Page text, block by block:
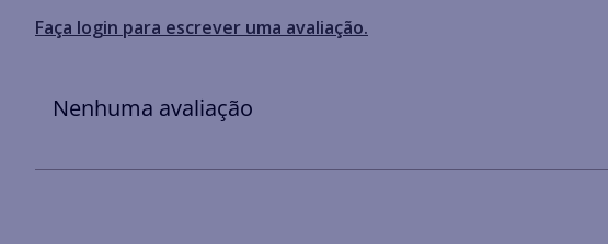
Faça login para escrever uma avaliação.
Nenhuma avaliação